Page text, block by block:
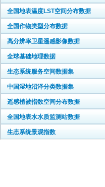
全国地表温度LST空间分布数据
全国作物类型分布数据
高分辨率卫星遥感影像数据
全球基础地理数据
生态系统服务空间数据集
中国湿地沼泽分类数据集
遥感植被指数空间分布数据
全国地表水水质监测站数据
生态系统景观指数